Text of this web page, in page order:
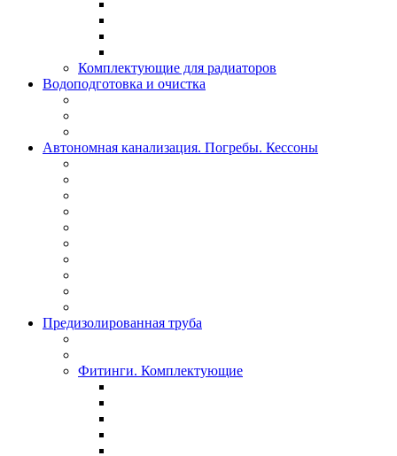
Комплектующие для радиаторов
Водоподготовка и очистка
Автономная канализация. Погребы. Кессоны
Предизолированная труба
Фитинги. Комплектующие